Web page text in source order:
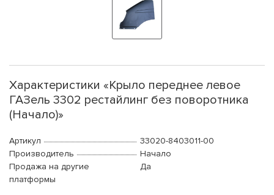
Характеристики «Крыло переднее левое
ГАЗель 3302 рестайлинг без поворотника
(Начало)»
Артикул
33020-8403011-00
Производитель
Начало
Продажа на другие
платформы
Да